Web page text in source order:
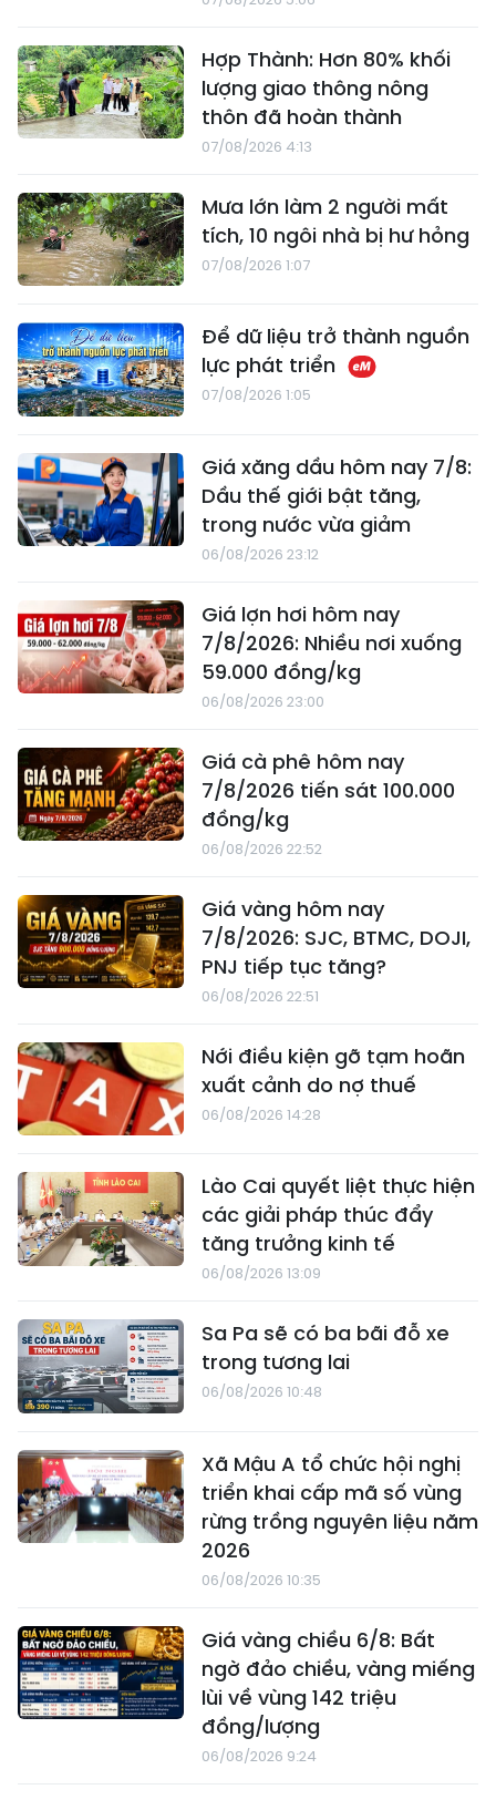
Hợp Thành: Hơn 80% khối
lượng giao thông nông
thôn đã hoàn thành
07/08/2026 4:13
Mưa lớn làm 2 người mất
tích, 10 ngôi nhà bị hư hỏng
07/08/2026 1:07
Để dữ liệu trở thành nguồn
lực phát triển
07/08/2026 1:05
Giá xăng dầu hôm nay 7/8:
Dầu thế giới bật tăng,
trong nước vừa giảm
06/08/2026 23:12
Giá lợn hơi hôm nay
7/8/2026: Nhiều nơi xuống
59.000 đồng/kg
06/08/2026 23:00
Giá cà phê hôm nay
7/8/2026 tiến sát 100.000
đồng/kg
06/08/2026 22:52
Giá vàng hôm nay
7/8/2026: SJC, BTMC, DOJI,
PNJ tiếp tục tăng?
06/08/2026 22:51
Nới điều kiện gỡ tạm hoãn
xuất cảnh do nợ thuế
06/08/2026 14:28
Lào Cai quyết liệt thực hiện
các giải pháp thúc đẩy
tăng trưởng kinh tế
06/08/2026 13:09
Sa Pa sẽ có ba bãi đỗ xe
trong tương lai
06/08/2026 10:48
Xã Mậu A tổ chức hội nghị
triển khai cấp mã số vùng
rừng trồng nguyên liệu năm
2026
06/08/2026 10:35
Giá vàng chiều 6/8: Bất
ngờ đảo chiều, vàng miếng
lùi về vùng 142 triệu
đồng/lượng
06/08/2026 9:24